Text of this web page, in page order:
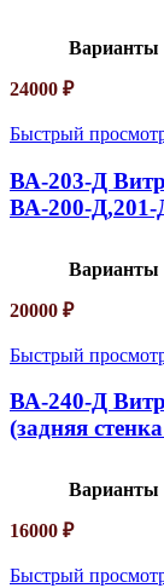
Варианты
24000 ₽
Быстрый
ВА-203-Д
ВА-200-Д,201-
Варианты
20000 ₽
Быстрый
ВА-240-Д
(задняя
Варианты
16000 ₽
Быстрый